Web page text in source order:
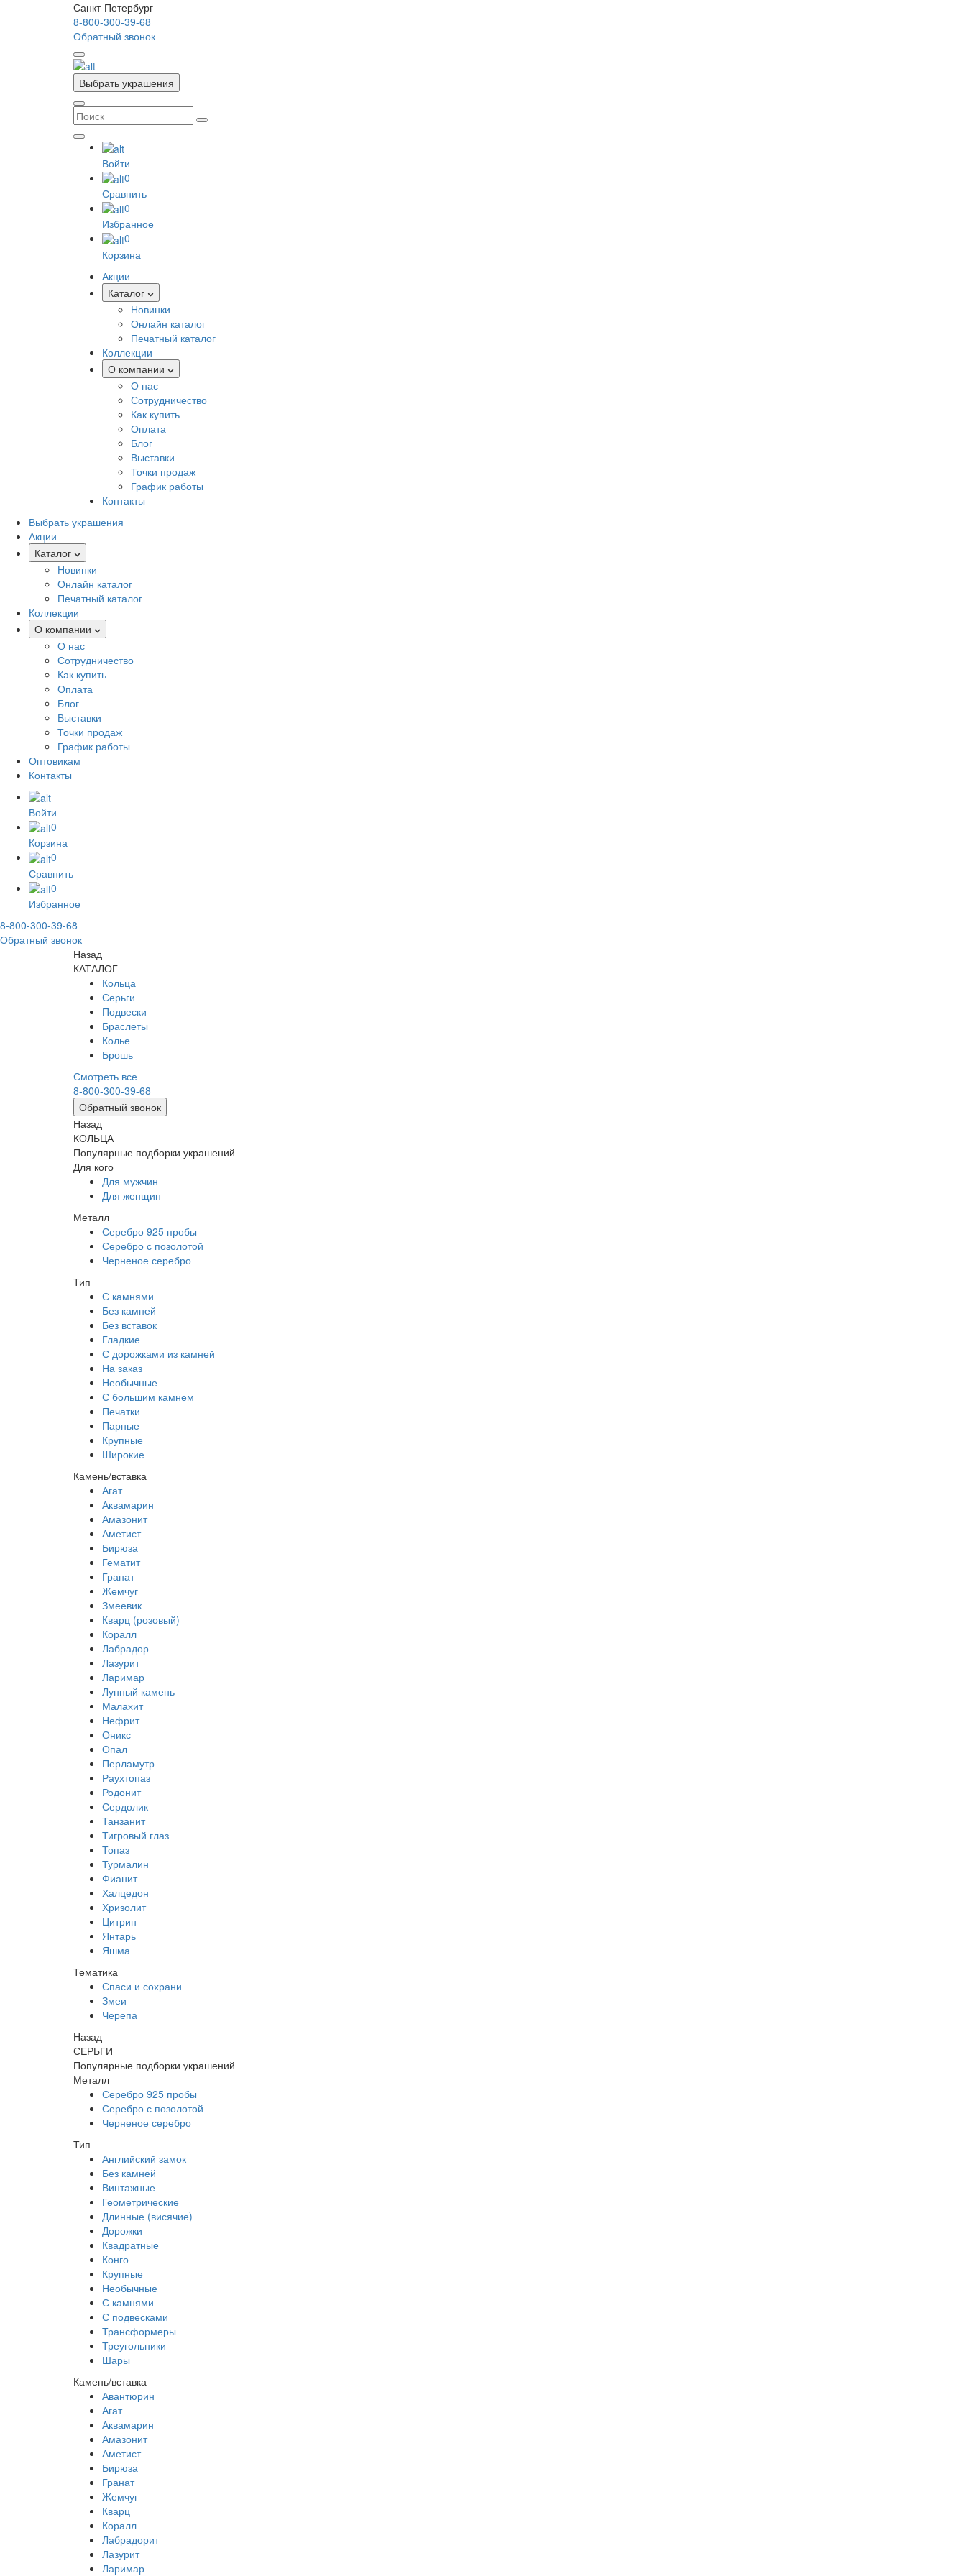
Санкт-Петербург
8-800-300-39-68
Обратный звонок
Выбрать украшения
Войти
0
Сравнить
0
Избранное
0
Корзина
Акции
Каталог
Новинки
Онлайн каталог
Печатный каталог
Коллекции
О компании
О нас
Сотрудничество
Как купить
Оплата
Блог
Выставки
Точки продаж
График работы
Контакты
Выбрать украшения
Акции
Каталог
Новинки
Онлайн каталог
Печатный каталог
Коллекции
О компании
О нас
Сотрудничество
Как купить
Оплата
Блог
Выставки
Точки продаж
График работы
Оптовикам
Контакты
Войти
0
Корзина
0
Сравнить
0
Избранное
8-800-300-39-68
Обратный звонок
Назад
КАТАЛОГ
Кольца
Серьги
Подвески
Браслеты
Колье
Брошь
Смотреть все
8-800-300-39-68
Обратный звонок
Назад
КОЛЬЦА
Популярные подборки украшений
Для кого
Для мужчин
Для женщин
Металл
Серебро 925 пробы
Серебро с позолотой
Черненое серебро
Тип
С камнями
Без камней
Без вставок
Гладкие
С дорожками из камней
На заказ
Необычные
С большим камнем
Печатки
Парные
Крупные
Широкие
Камень/вставка
Агат
Аквамарин
Амазонит
Аметист
Бирюза
Гематит
Гранат
Жемчуг
Змеевик
Кварц (розовый)
Коралл
Лабрадор
Лазурит
Ларимар
Лунный камень
Малахит
Нефрит
Оникс
Опал
Перламутр
Раухтопаз
Родонит
Сердолик
Танзанит
Тигровый глаз
Топаз
Турмалин
Фианит
Халцедон
Хризолит
Цитрин
Янтарь
Яшма
Тематика
Спаси и сохрани
Змеи
Черепа
Назад
СЕРЬГИ
Популярные подборки украшений
Металл
Серебро 925 пробы
Серебро с позолотой
Черненое серебро
Тип
Английский замок
Без камней
Винтажные
Геометрические
Длинные (висячие)
Дорожки
Квадратные
Конго
Крупные
Необычные
С камнями
С подвесками
Трансформеры
Треугольники
Шары
Камень/вставка
Авантюрин
Агат
Аквамарин
Амазонит
Аметист
Бирюза
Гранат
Жемчуг
Кварц
Коралл
Лабрадорит
Лазурит
Ларимар